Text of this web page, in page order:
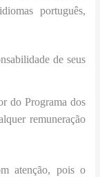
português,
de seus
do Programa dos
remuneração
atenção, pois o